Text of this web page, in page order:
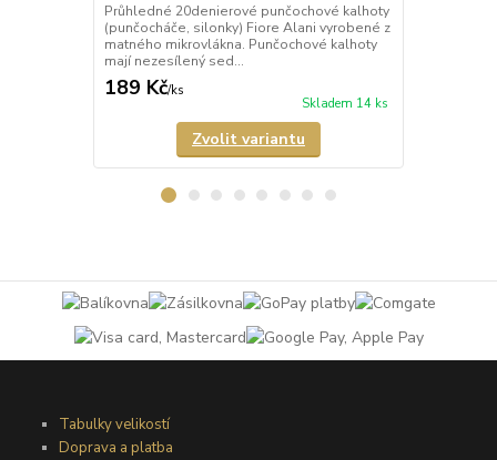
Průhledné 20denierové punčochové kalhoty
(punčocháče, silonky) Fiore Alani vyrobené z
matného mikrovlákna. Punčochové kalhoty
mají nezesílený sed...
189 Kč/ks
Skladem 14 ks
Zvolit variantu
Tabulky velikostí
Doprava a platba